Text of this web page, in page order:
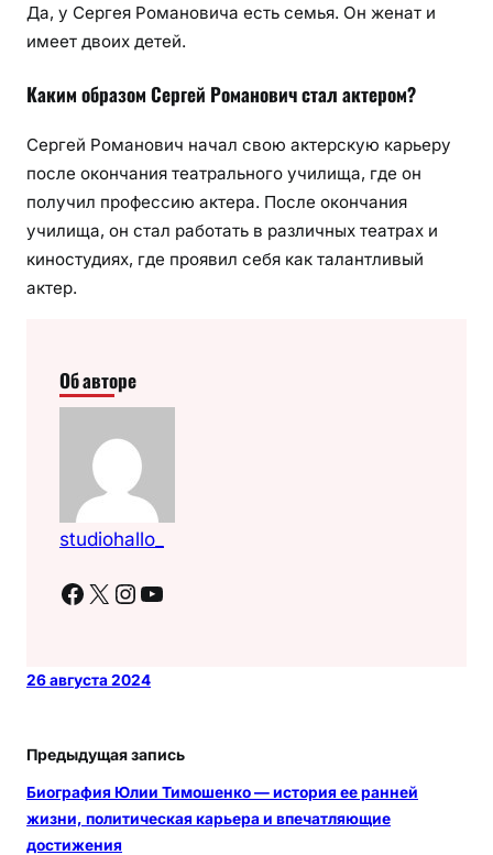
Да, у Сергея Романовича есть семья. Он женат и
имеет двоих детей.
Каким образом Сергей Романович стал актером?
Сергей Романович начал свою актерскую карьеру
после окончания театрального училища, где он
получил профессию актера. После окончания
училища, он стал работать в различных театрах и
киностудиях, где проявил себя как талантливый
актер.
Об авторе
studiohallo_
Facebook X Instagram YouTube
26 августа 2024
Предыдущая запись
Биография Юлии Тимошенко — история ее ранней
жизни, политическая карьера и впечатляющие
достижения